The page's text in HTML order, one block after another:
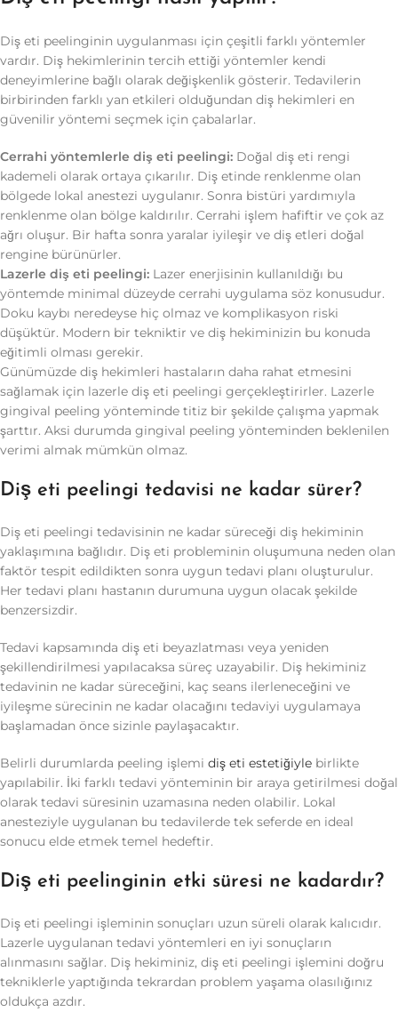
Diş eti peelinginin uygulanması için çeşitli farklı yöntemler
vardır. Diş hekimlerinin tercih ettiği yöntemler kendi
deneyimlerine bağlı olarak değişkenlik gösterir. Tedavilerin
birbirinden farklı yan etkileri olduğundan diş hekimleri en
güvenilir yöntemi seçmek için çabalarlar.
Cerrahi yöntemlerle diş eti peelingi: Doğal diş eti rengi
kademeli olarak ortaya çıkarılır. Diş etinde renklenme olan
bölgede lokal anestezi uygulanır. Sonra bistüri yardımıyla
renklenme olan bölge kaldırılır. Cerrahi işlem hafiftir ve çok az
ağrı oluşur. Bir hafta sonra yaralar iyileşir ve diş etleri doğal
rengine bürünürler.
Lazerle diş eti peelingi: Lazer enerjisinin kullanıldığı bu
yöntemde minimal düzeyde cerrahi uygulama söz konusudur.
Doku kaybı neredeyse hiç olmaz ve komplikasyon riski
düşüktür. Modern bir tekniktir ve diş hekiminizin bu konuda
eğitimli olması gerekir.
Günümüzde diş hekimleri hastaların daha rahat etmesini
sağlamak için lazerle diş eti peelingi gerçekleştirirler. Lazerle
gingival peeling yönteminde titiz bir şekilde çalışma yapmak
şarttır. Aksi durumda gingival peeling yönteminden beklenilen
verimi almak mümkün olmaz.
Diş eti peelingi tedavisi ne kadar sürer?
Diş eti peelingi tedavisinin ne kadar süreceği diş hekiminin
yaklaşımına bağlıdır. Diş eti probleminin oluşumuna neden olan
faktör tespit edildikten sonra uygun tedavi planı oluşturulur.
Her tedavi planı hastanın durumuna uygun olacak şekilde
benzersizdir.
Tedavi kapsamında diş eti beyazlatması veya yeniden
şekillendirilmesi yapılacaksa süreç uzayabilir. Diş hekiminiz
tedavinin ne kadar süreceğini, kaç seans ilerleneceğini ve
iyileşme sürecinin ne kadar olacağını tedaviyi uygulamaya
başlamadan önce sizinle paylaşacaktır.
Belirli durumlarda peeling işlemi diş eti estetiğiyle birlikte
yapılabilir. İki farklı tedavi yönteminin bir araya getirilmesi doğal
olarak tedavi süresinin uzamasına neden olabilir. Lokal
anesteziyle uygulanan bu tedavilerde tek seferde en ideal
sonucu elde etmek temel hedeftir.
Diş eti peelinginin etki süresi ne kadardır?
Diş eti peelingi işleminin sonuçları uzun süreli olarak kalıcıdır.
Lazerle uygulanan tedavi yöntemleri en iyi sonuçların
alınmasını sağlar. Diş hekiminiz, diş eti peelingi işlemini doğru
tekniklerle yaptığında tekrardan problem yaşama olasılığınız
oldukça azdır.